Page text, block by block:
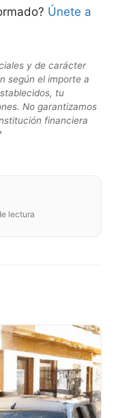
Únete a
y de carácter
según el importe a
tu
No garantizamos
financiera
lectura